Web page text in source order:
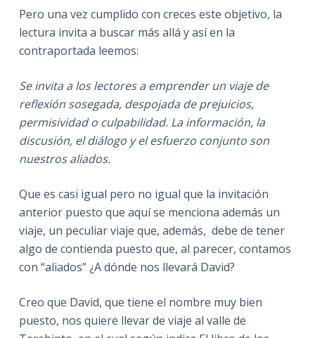
Pero una vez cumplido con creces este objetivo, la
lectura invita a buscar más allá y así en la
contraportada leemos:
Se invita a los lectores a emprender un viaje de
reflexión sosegada, despojada de prejuicios,
permisividad o culpabilidad. La información, la
discusión, el diálogo y el esfuerzo conjunto son
nuestros aliados.
Que es casi igual pero no igual que la invitación
anterior puesto que aquí se menciona además un
viaje, un peculiar viaje que, además, debe de tener
algo de contienda puesto que, al parecer, contamos
con “aliados” ¿A dónde nos llevará David?
Creo que David, que tiene el nombre muy bien
puesto, nos quiere llevar de viaje al valle de